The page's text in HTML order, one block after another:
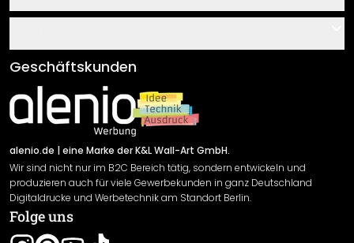
Über uns
Klebe- und Montageanleitungen
Newsletter An-/Abmeldung
Sendungsverfolgung
AGB
Impressum
Versand & Zahlung
Rücksendung
Widerrufsrecht
Datenschutzerklärung
Gewährleistung
Geschäftskunden
alenio.de | eine Marke der K&L Wall-Art GmbH.
Wir sind nicht nur im B2C Bereich tätig, sondern entwickeln und
produzieren auch für viele Gewerbekunden in ganz Deutschland
Digitaldrucke und Werbetechnik am Standort Berlin.
Folge uns